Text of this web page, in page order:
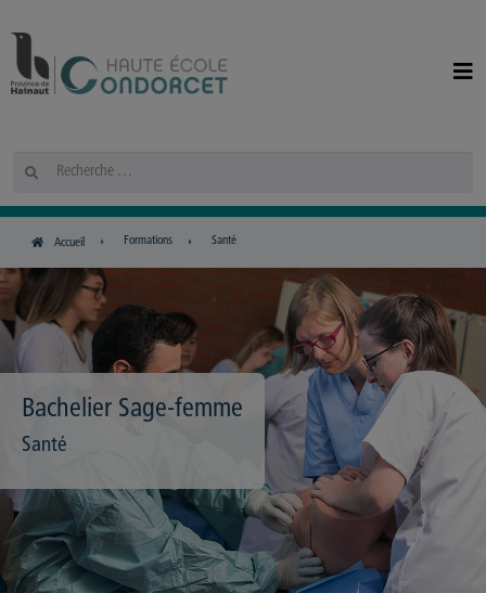
Rechercher
Accueil Formations Santé
Bachelier Sage-femme
Santé